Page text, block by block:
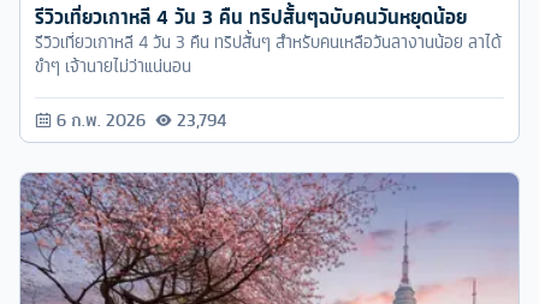
รีวิวเที่ยวเกาหลี 4 วัน 3 คืน ทริปสั้นๆฉบับคนวันหยุดน้อย
รีวิวเที่ยวเกาหลี 4 วัน 3 คืน ทริปสั้นๆ สำหรับคนเหลือวันลางานน้อย ลาได้
ขำๆ เจ้านายไม่ว่าแน่นอน
6 ก.พ. 2026 23,794